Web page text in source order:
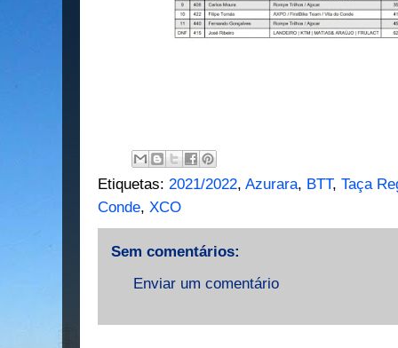
Etiquetas: 2021/2022, Azurara, BTT, Taça
Conde, XCO
Sem comentários:
Enviar um comentário